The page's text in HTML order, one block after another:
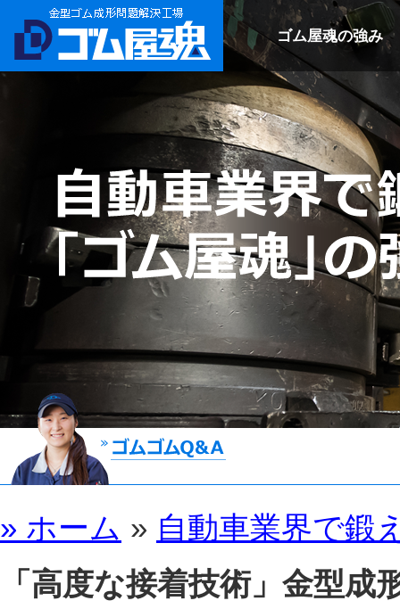
ゴム屋魂の強み
» ホーム » 自動車業界で鍛
「高度な接着技術」金型